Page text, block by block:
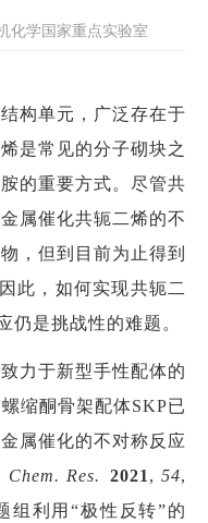
化学国家重点实验室
构单元，广泛存在于
是常见的分子砌块之
的重要方式。尽管共
属催化共轭二烯的不
，但到目前为止得到
此，如何实现共轭二
仍是挑战性的难题。
力于新型手性配体的
缩酮骨架配体SKP已
属催化的不对称反应
Chem. Res. 2021 ,54,
组利用“极性反转”的